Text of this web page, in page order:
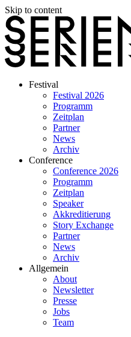
Skip to content
Festival
Festival 2026
Programm
Zeitplan
Partner
News
Archiv
Conference
Conference 2026
Programm
Zeitplan
Speaker
Akkreditierung
Story Exchange
Partner
News
Archiv
Allgemein
About
Newsletter
Presse
Jobs
Team